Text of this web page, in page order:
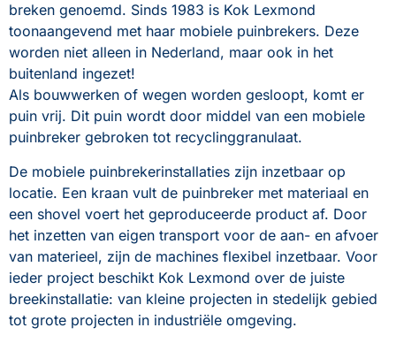
breken genoemd. Sinds 1983 is Kok Lexmond
toonaangevend met haar mobiele puinbrekers. Deze
worden niet alleen in Nederland, maar ook in het
buitenland ingezet!
Als bouwwerken of wegen worden gesloopt, komt er
puin vrij. Dit puin wordt door middel van een mobiele
puinbreker gebroken tot recyclinggranulaat.
De mobiele puinbrekerinstallaties zijn inzetbaar op
locatie. Een kraan vult de puinbreker met materiaal en
een shovel voert het geproduceerde product af. Door
het inzetten van eigen transport voor de aan- en afvoer
van materieel, zijn de machines flexibel inzetbaar. Voor
ieder project beschikt Kok Lexmond over de juiste
breekinstallatie: van kleine projecten in stedelijk gebied
tot grote projecten in industriële omgeving.